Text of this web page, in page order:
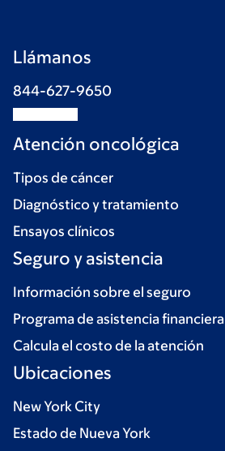
Llámanos
844-627-9650
Atención oncológica
Tipos de cáncer
Diagnóstico y tratamiento
Ensayos clínicos
Seguro y asistencia
Información sobre el seguro
Programa de asistencia financiera
Calcula el costo de la atención
Ubicaciones
New York City
Estado de Nueva York